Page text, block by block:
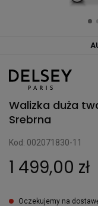
Walizka duża
Srebrna
Kod: 002071830-11
1 499,00 zł
Oczekujemy na